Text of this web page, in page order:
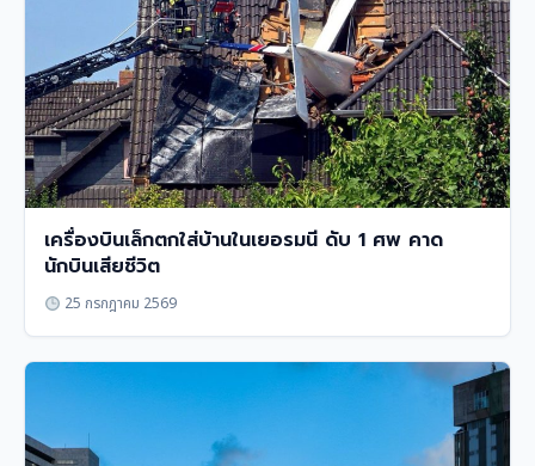
เครื่องบินเล็กตกใส่บ้านในเยอรมนี ดับ 1 ศพ คาด
นักบินเสียชีวิต
25 กรกฎาคม 2569